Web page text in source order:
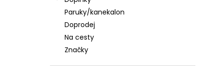
Paruky/kanekalon
Doprodej
Na cesty
Značky
KOŽEŠINOVÝ KLOBOUK
449 Kč